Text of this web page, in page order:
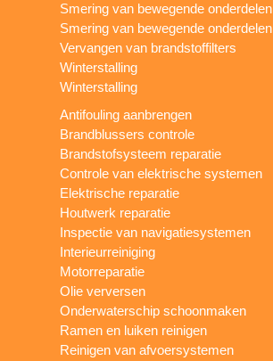
Smering van bewegende onderdelen
Smering van bewegende onderdelen
Vervangen van brandstoffilters
Winterstalling
Winterstalling
Antifouling aanbrengen
Brandblussers controle
Brandstofsysteem reparatie
Controle van elektrische systemen
Elektrische reparatie
Houtwerk reparatie
Inspectie van navigatiesystemen
Interieurreiniging
Motorreparatie
Olie verversen
Onderwaterschip schoonmaken
Ramen en luiken reinigen
Reinigen van afvoersystemen